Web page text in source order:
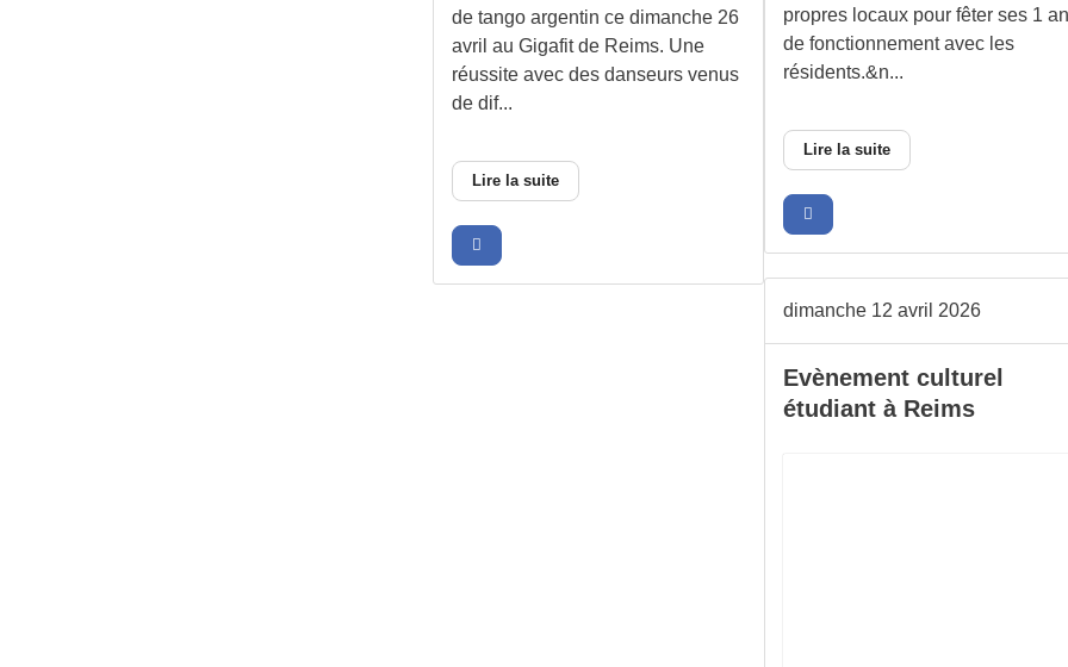
de tango argentin ce dimanche 26
avril au Gigafit de Reims. Une
réussite avec des danseurs venus
de dif...
Lire la suite
propres locaux pour fêter ses 1
de fonctionnement avec les
résidents.&n...
Lire la suite
dimanche 12 avril 2026
Evènement culturel
étudiant à Reims